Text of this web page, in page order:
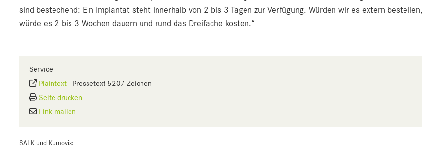
sind bestechend: Ein Implantat steht innerhalb von 2 bis 3 Tagen zur Verfügung. Würden wir es extern bestellen,
würde es 2 bis 3 Wochen dauern und rund das Dreifache kosten.“
Service
Plaintext - Pressetext 5207 Zeichen
Seite drucken
Link mailen
SALK und Kumovis: